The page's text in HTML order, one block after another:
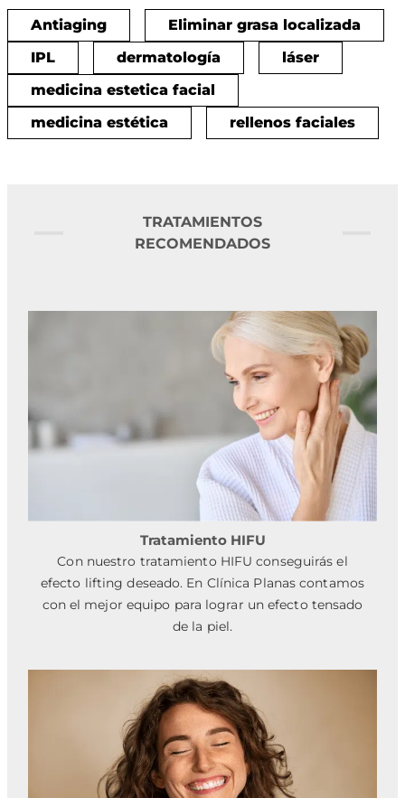
Antiaging
Eliminar grasa localizada
IPL
dermatología
láser
medicina estetica facial
medicina estética
rellenos faciales
TRATAMIENTOS
RECOMENDADOS
Tratamiento HIFU
Con nuestro tratamiento HIFU conseguirás el
efecto lifting deseado. En Clínica Planas contamos
con el mejor equipo para lograr un efecto tensado
de la piel.